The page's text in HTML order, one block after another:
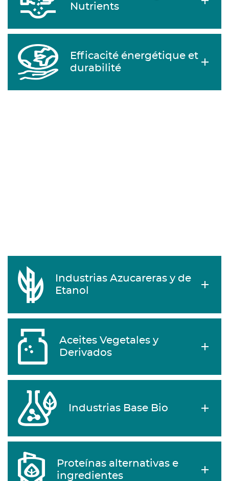
Nutrients
Efficacité énergétique et
durabilité
Industrias Azucareras y de
Etanol
Aceites Vegetales y
Derivados
Industrias Base Bio
Proteínas alternativas e
ingredientes